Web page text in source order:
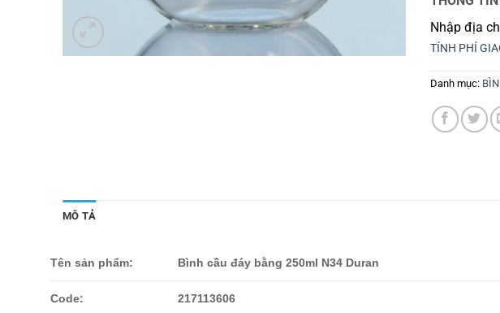
Nhập địa
TÍNH PHÍ
Danh mục:
MÔ TẢ
Tên sản phẩm: Bình cầu đáy bằng 250ml N34 Duran
Code: 217113606